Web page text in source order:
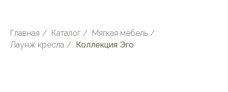
Главная / Каталог / Мягкая мебель /
Лаунж кресла / Коллекция Эго